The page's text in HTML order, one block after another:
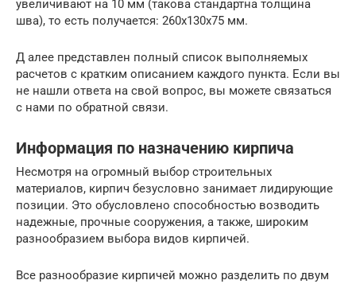
увеличивают на 10 мм (такова стандартна толщина
шва), то есть получается: 260x130x75 мм.
Д алее представлен полный список выполняемых
расчетов с кратким описанием каждого пункта. Если вы
не нашли ответа на свой вопрос, вы можете связаться
с нами по обратной связи.
Информация по назначению кирпича
Несмотря на огромный выбор строительных
материалов, кирпич безусловно занимает лидирующие
позиции. Это обусловлено способностью возводить
надежные, прочные сооружения, а также, широким
разнообразием выбора видов кирпичей.
Все разнообразие кирпичей можно разделить по двум